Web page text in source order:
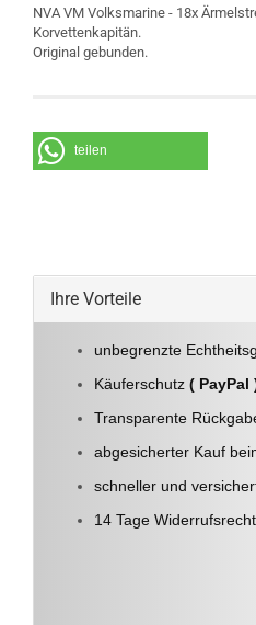
NVA VM Volksmarine - 18x
Korvettenkapitän.
Original gebunden.
teilen
Ihre Vorteile
unbegrenzte
Käuferschutz ( PayPal
Transparente
abgesicherter Kauf
schneller und
14 Tage